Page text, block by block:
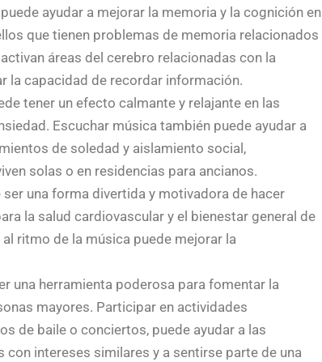
ayudar a mejorar la memoria y la cognición en
que tienen problemas de memoria relacionados
áreas del cerebro relacionadas con la
la capacidad de recordar información.
tener un efecto calmante y relajante en las
Escuchar música también puede ayudar a
de soledad y aislamiento social,
solas o en residencias para ancianos.
ser una forma divertida y motivadora de hacer
la salud cardiovascular y el bienestar general de
ritmo de la música puede mejorar la
una herramienta poderosa para fomentar la
mayores. Participar en actividades
de baile o conciertos, puede ayudar a las
intereses similares y a sentirse parte de una